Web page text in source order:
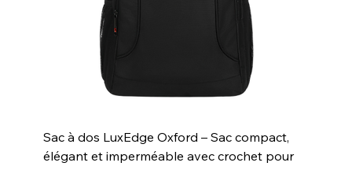
Sac à dos LuxEdge Oxford – Sac compact,
élégant et imperméable avec crochet pour